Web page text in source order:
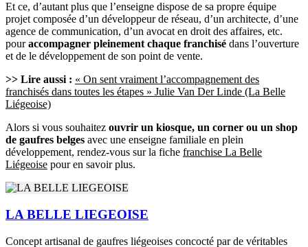
Et ce, d’autant plus que l’enseigne dispose de sa propre équipe
projet composée d’un développeur de réseau, d’un architecte, d’une
agence de communication, d’un avocat en droit des affaires, etc.
pouraccompagner pleinement chaque franchisé dans l’ouverture
et de le développement de son point de vente.
>> Lire aussi : « On sent vraiment l’accompagnement des
franchisés dans toutes les étapes » Julie Van Der Linde (La Belle
Liégeoise)
Alors si vous souhaitez ouvrir un kiosque, un corner ou un shop
de gaufres belges avec une enseigne familiale en plein
développement, rendez-vous sur la fiche franchise La Belle
Liégeoise pour en savoir plus.
LA BELLE LIEGEOISE
Concept artisanal de gaufres liégeoises concocté par de véritables